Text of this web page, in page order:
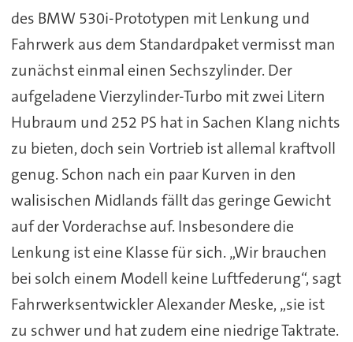
des BMW 530i-Prototypen mit Lenkung und
Fahrwerk aus dem Standardpaket vermisst man
zunächst einmal einen Sechszylinder. Der
aufgeladene Vierzylinder-Turbo mit zwei Litern
Hubraum und 252 PS hat in Sachen Klang nichts
zu bieten, doch sein Vortrieb ist allemal kraftvoll
genug. Schon nach ein paar Kurven in den
walisischen Midlands fällt das geringe Gewicht
auf der Vorderachse auf. Insbesondere die
Lenkung ist eine Klasse für sich. „Wir brauchen
bei solch einem Modell keine Luftfederung“, sagt
Fahrwerksentwickler Alexander Meske, „sie ist
zu schwer und hat zudem eine niedrige Taktrate.